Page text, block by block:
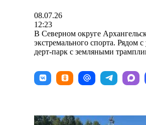
08.07.26
12:23
В Северном округе
экстремального спорта. Рядом
дерт-парк с земляными